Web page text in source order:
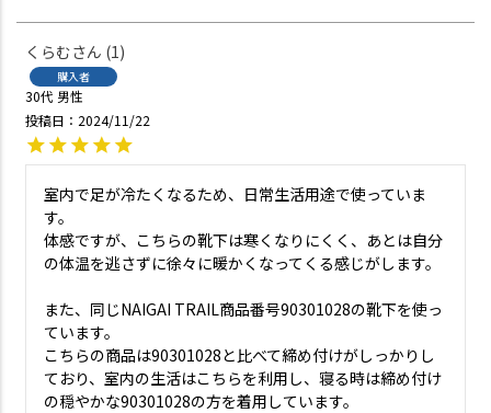
くらむ 1
購入者
30代 男性
投稿日
2024/11/22
室内で足が冷たくなるため、日常生活用途で使っていま
す。
体感ですが、こちらの靴下は寒くなりにくく、あとは自分
の体温を逃さずに徐々に暖かくなってくる感じがします。
また、同じNAIGAI TRAIL商品番号90301028の靴下を使っ
ています。
こちらの商品は90301028と比べて締め付けがしっかりし
ており、室内の生活はこちらを利用し、寝る時は締め付け
の穏やかな90301028の方を着用しています。